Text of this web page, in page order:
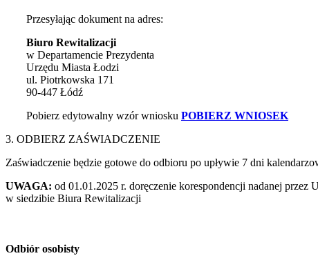
Przesyłając dokument na adres:
Biuro Rewitalizacji
w Departamencie Prezydenta
Urzędu Miasta Łodzi
ul. Piotrkowska 171
90-447 Łódź
Pobierz edytowalny wzór wniosku POBIERZ WNIOSEK
3. ODBIERZ ZAŚWIADCZENIE
Zaświadczenie będzie gotowe do odbioru po upływie 7 dni
UWAGA: od 01.01.2025 r. doręczenie korespondencji nadanej
w siedzibie Biura Rewitalizacji
Odbiór osobisty